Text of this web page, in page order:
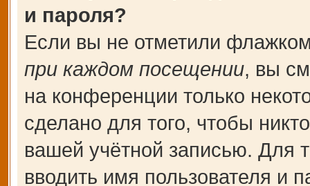
и пароля?
Если вы не отметили
при каждом посещении, вы
на конференции только
сделано для того, чтобы
вашей учётной записью. Для
вводить имя пользователя и